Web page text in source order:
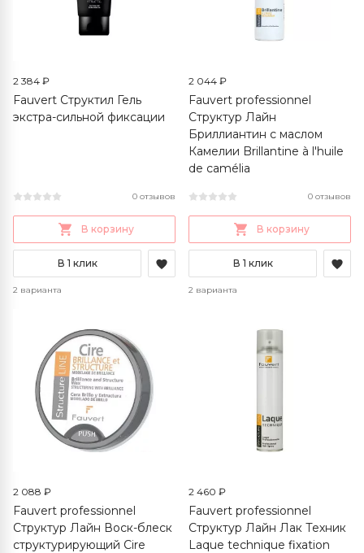
2 384 ₽
Fauvert Структил Гель
экстра-сильной фиксации
0 отзывов
В корзину
В 1 клик
2 варианта
2 044 ₽
Fauvert professionnel
Структур Лайн
Бриллиантин с маслом
Камелии Brillantine à l'huile
de camélia
0 отзывов
В корзину
В 1 клик
2 варианта
2 088 ₽
Fauvert professionnel
Структур Лайн Воск-блеск
структурирующий Cire
2 460 ₽
Fauvert professionnel
Структур Лайн Лак Техник
Laque technique fixation